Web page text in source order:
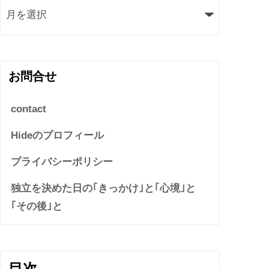
お問合せ
contact
Hideのプロフィール
プライバシーポリシー
独立を決めた日の｢きっかけ｣と｢心境｣と
｢その後｣と